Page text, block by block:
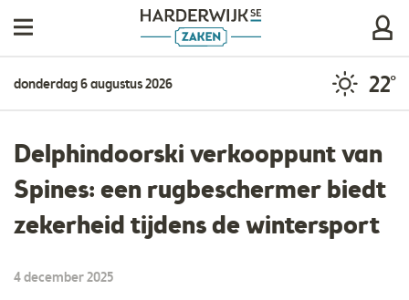
donderdag 6 augustus 2026 22°
Delphindoorski verkooppunt van
Spines: een rugbeschermer biedt
zekerheid tijdens de wintersport
4 december 2025